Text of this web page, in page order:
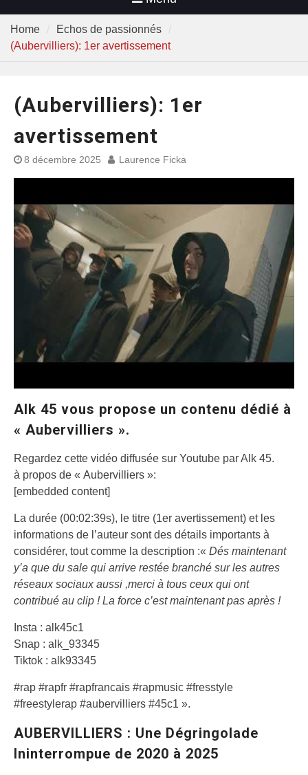
Home
Echos de passionnés
(Aubervilliers): 1er avertissement
(Aubervilliers): 1er
avertissement
8 décembre 2025 Laurence Ficka
Alk 45 vous propose un contenu dédié à
« Aubervilliers ».
Regardez cette vidéo diffusée sur Youtube par Alk 45.
à propos de « Aubervilliers »:
[embedded content]
La durée (00:02:39s), le titre (1er avertissement) et les
informations de l’auteur sont des détails importants à
considérer, tout comme la description :« Dés maintenant
y’a que du sale qui arrive restée branché sur les autres
réseaux sociaux aussi ,merci à tous ceux qui ont
contribué au clip ! La force c’est maintenant pas après !
Insta : alk45c1
Snap : alk_93345
Tiktok : alk93345
#rap #rapfr #rapfrancais #rapmusic #fresstyle
#freestylerap #aubervilliers #45c1 ».
AUBERVILLIERS : Une Dégringolade
Ininterrompue de 2020 à 2025